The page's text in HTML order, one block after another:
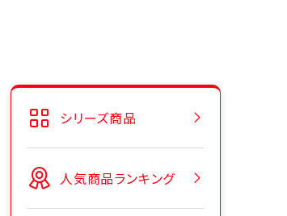
シリーズ商品
人気商品ランキング